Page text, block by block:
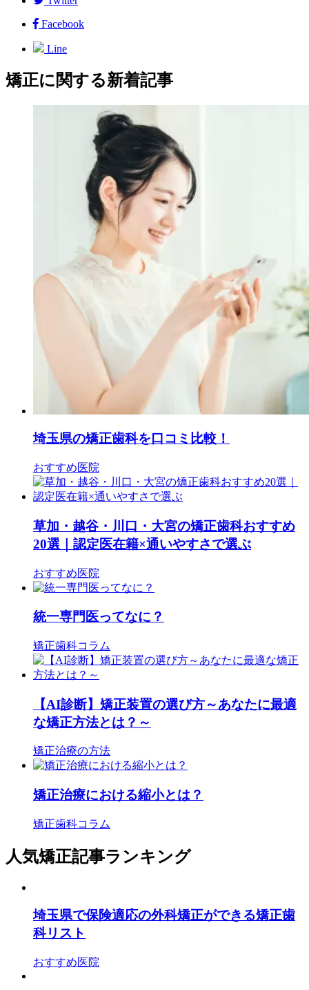
Facebook
Line
矯正に関する新着記事
埼玉県の矯正歯科を口コミ比較！
おすすめ医院
草加・越谷・川口・大宮の矯正歯科おすすめ
20選｜認定医在籍×通いやすさで選ぶ
おすすめ医院
統一専門医ってなに？
矯正歯科コラム
【AI診断】矯正装置の選び方～あなたに最適
な矯正方法とは？～
矯正治療の方法
矯正治療における縮小とは？
矯正歯科コラム
人気矯正記事ランキング
埼玉県で保険適応の外科矯正ができる矯正歯
科リスト
おすすめ医院